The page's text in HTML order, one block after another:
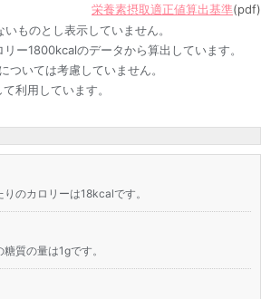
栄養素摂取適正値算出基準(pdf)
ものとし表示していません。
ー1800kcalのデータから算出しています。
いては考慮していません。
利用しています。
のカロリーは18kcalです。
質の量は1gです。